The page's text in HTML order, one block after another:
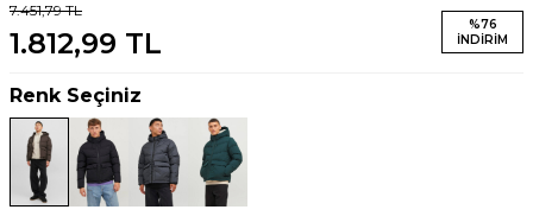
7.451,79TL
1.812,99 TL
%76
İNDIRIM
Renk Seçiniz